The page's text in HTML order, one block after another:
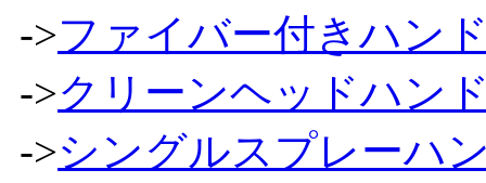
->ファイバー付きハン
->クリーンヘッドハン
->シングルスプレーハ